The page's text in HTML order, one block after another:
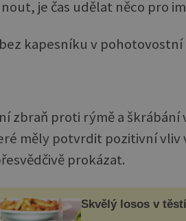
je čas udělat něco pro
kapesníku v pohotovostní
zbraň proti rýmě a škrábání
měly potvrdit pozitivní vliv
prokázat.
Skvělý losos v